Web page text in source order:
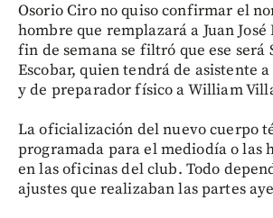
Osorio Ciro no quiso confirmar el
hombre que remplazará a Juan José
fin de semana se filtró que ese será
Escobar, quien tendrá de asistente
y de preparador físico a William
La oficialización del nuevo cuerpo
programada para el mediodía o las
en las oficinas del club. Todo
ajustes que realizaban las partes